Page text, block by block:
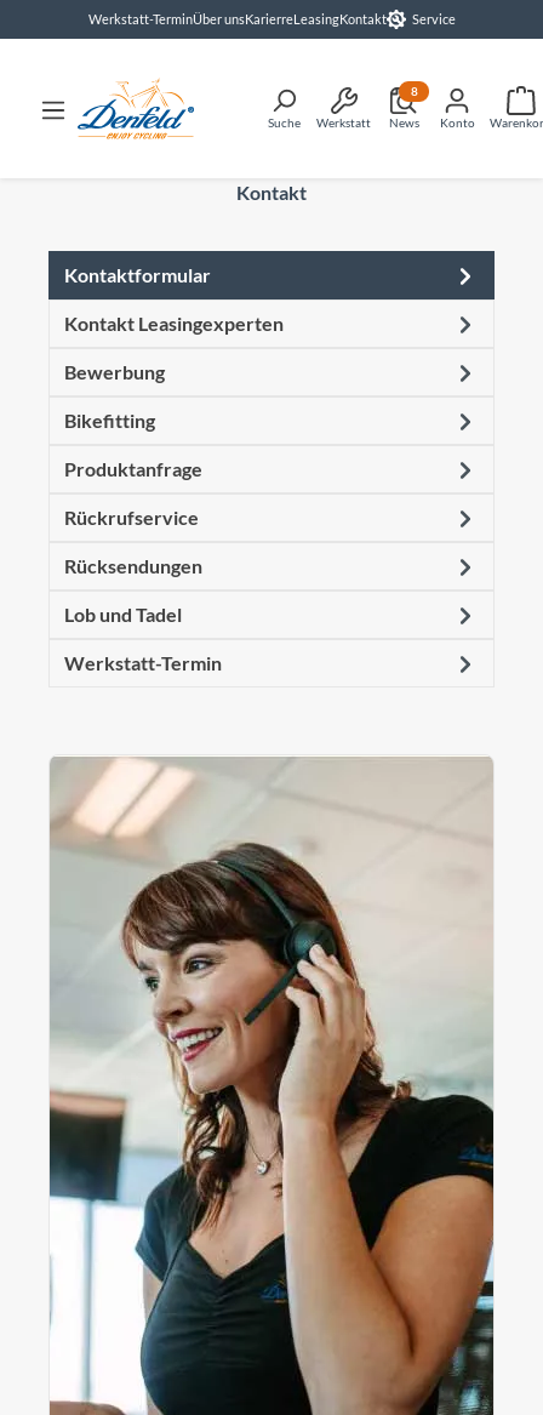
springenWerkstatt-TerminÜber unsKarierreLeasingKontakt Service
Suche Werkstatt News
8
Konto
Kontakt
Kontaktformular
Kontakt Leasingexperten
Bewerbung
Bikefitting
Produktanfrage
Rückrufservice
Rücksendungen
Lob und Tadel
Werkstatt-Termin